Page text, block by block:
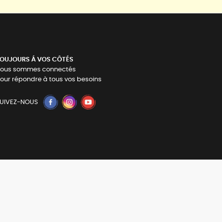
Á VOS CÔTÉS
sommes connectés
répondre à tous vos besoins
NOUS